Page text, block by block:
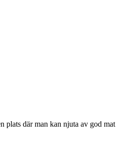
plats där man kan njuta av god mat